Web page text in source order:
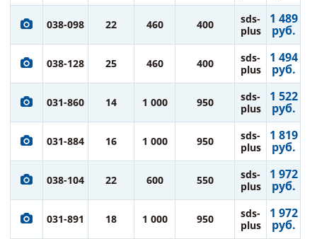
038-098 22 460 400
sds-
plus
1 489
руб.
038-128 25 460 400
sds-
plus
1 494
руб.
031-860 14 1 000 950
sds-
plus
1 522
руб.
031-884 16 1 000 950
sds-
plus
1 819
руб.
038-104 22 600 550
sds-
plus
1 972
руб.
031-891 18 1 000 950
sds-
plus
1 972
руб.